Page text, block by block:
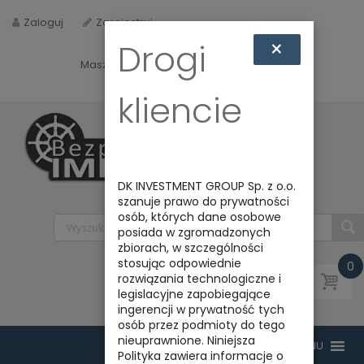
Zaloguj Zarejestruj
Masz jakieś pytania? Napisz do nas na
biuro@bezpiecznyimport.pl
0
Drogi
kliencie
×
DK INVESTMENT GROUP Sp. z o.o.
szanuje prawo do prywatności
osób, których dane osobowe
posiada w zgromadzonych
zbiorach, w szczególności
stosując odpowiednie
rozwiązania technologiczne i
legislacyjne zapobiegające
ingerencji w prywatność tych
osób przez podmioty do tego
nieuprawnione. Niniejsza
Polityka zawiera informacje o